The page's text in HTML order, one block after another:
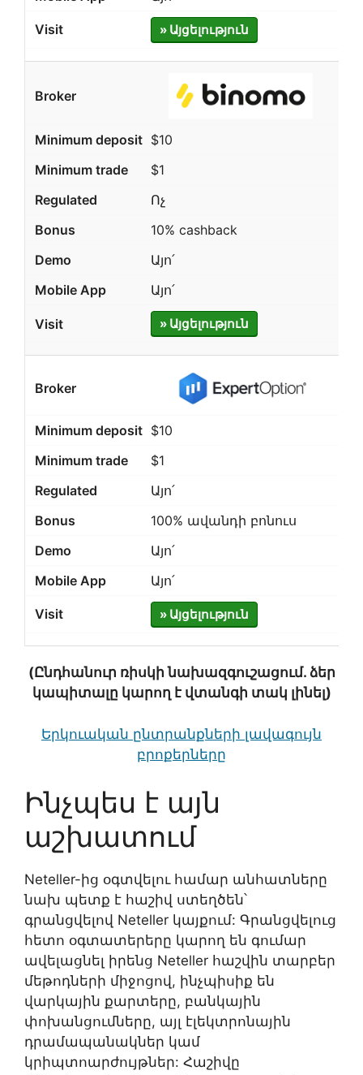
» Այցելություն
$10
$1
Ոչ
10% cashback
Այո՛
Այո՛
» Այցելություն
$10
$1
Այո՛
100% ավանդի բոնուս
Այո՛
Այո՛
» Այցելություն
(Ընդհանուր ռիսկի նախազգուշացում. ձեր
կապիտալը կարող է վտանգի տակ լինել)
Երկուական ընտրանքների լավագույն
բրոքերները
Ինչպես է այն
աշխատում
Neteller-ից օգտվելու համար անհատները
նախ պետք է հաշիվ ստեղծեն՝
գրանցվելով Neteller կայքում: Գրանցվելուց
հետո օգտատերերը կարող են գումար
ավելացնել իրենց Neteller հաշվին տարբեր
մեթոդների միջոցով, ինչպիսիք են
վարկային քարտերը, բանկային
փոխանցումները, այլ էլեկտրոնային
դրամապանակներ կամ
կրիպտոարժույթներ: Հաշիվը